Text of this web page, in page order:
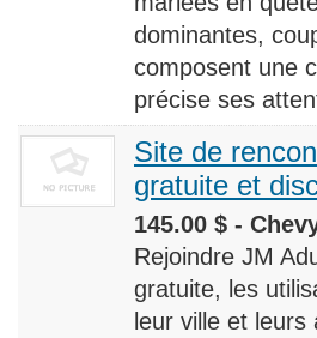
dominantes,
composent une
précise ses
Site de
gratuite et
145.00 $ -
Rejoindre JM
gratuite, les
leur ville et leurs